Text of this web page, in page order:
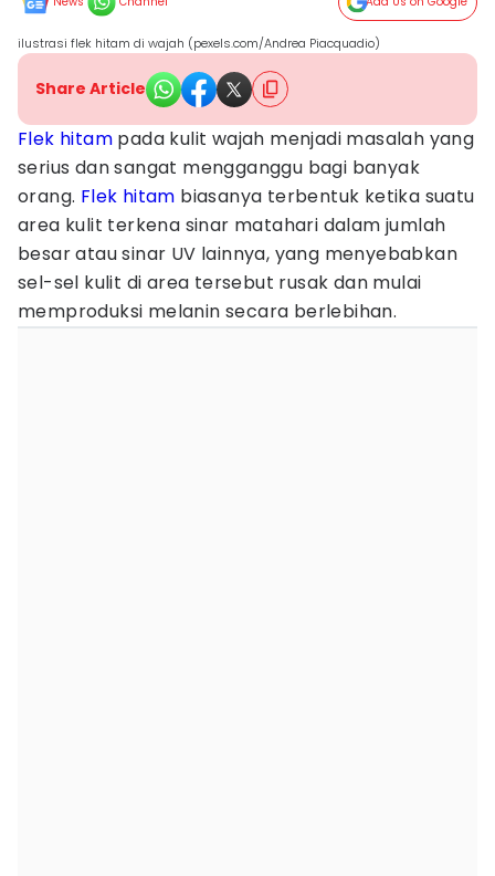
ilustrasi flek hitam di wajah (pexels.com/Andrea Piacquadio)
Share Article
Flek hitam pada kulit wajah menjadi masalah yang
serius dan sangat mengganggu bagi banyak
orang. Flek hitam biasanya terbentuk ketika suatu
area kulit terkena sinar matahari dalam jumlah
besar atau sinar UV lainnya, yang menyebabkan
sel-sel kulit di area tersebut rusak dan mulai
memproduksi melanin secara berlebihan.